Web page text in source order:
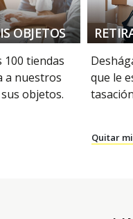
OBJETOS
100 tiendas
a nuestros
objetos.
que le
Quitar